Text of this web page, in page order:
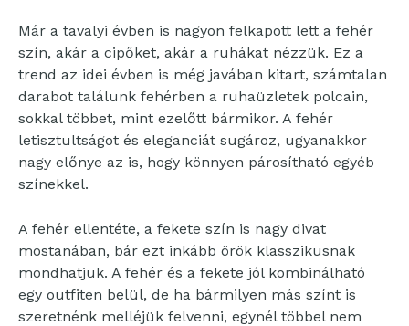
Már a tavalyi évben is nagyon felkapott lett a fehér
szín, akár a cipőket, akár a ruhákat nézzük. Ez a
trend az idei évben is még javában kitart, számtalan
darabot találunk fehérben a ruhaüzletek polcain,
sokkal többet, mint ezelőtt bármikor. A fehér
letisztultságot és eleganciát sugároz, ugyanakkor
nagy előnye az is, hogy könnyen párosítható egyéb
színekkel.
A fehér ellentéte, a fekete szín is nagy divat
mostanában, bár ezt inkább örök klasszikusnak
mondhatjuk. A fehér és a fekete jól kombinálható
egy outfiten belül, de ha bármilyen más színt is
szeretnénk melléjük felvenni, egynél többel nem